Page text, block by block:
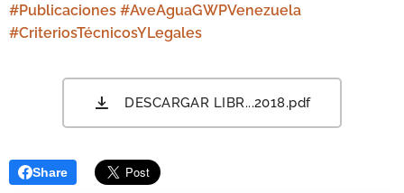
#Publicaciones #AveAguaGWPVenezuela
#CriteriosTécnicosYLegales
DESCARGAR LIBR...2018.pdf
Share